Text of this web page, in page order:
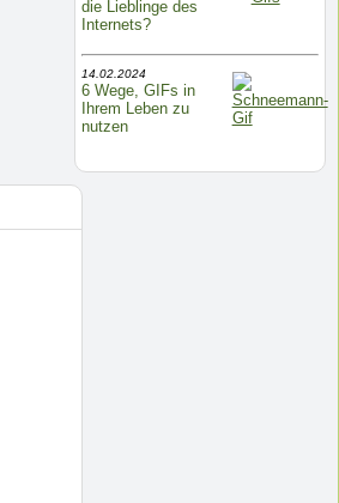
die Lieblinge des
Internets?
14.02.2024
6 Wege, GIFs in
Ihrem Leben zu
nutzen